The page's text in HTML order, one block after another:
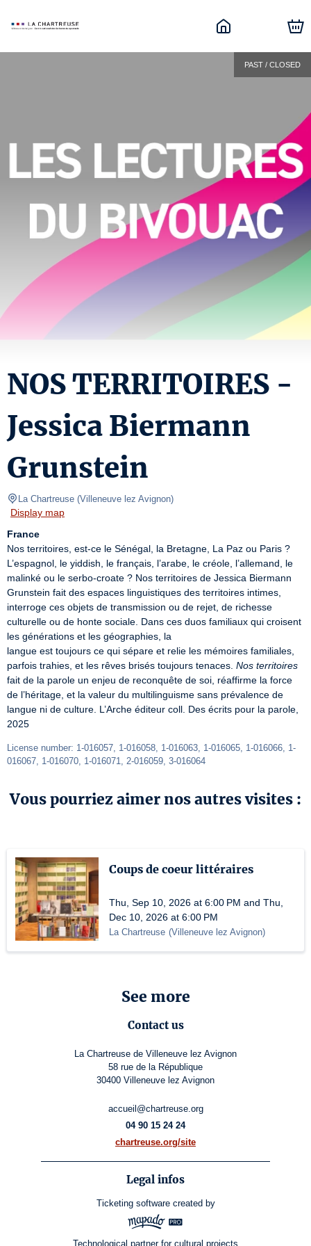
PAST / CLOSED
NOS TERRITOIRES -
Jessica Biermann
Grunstein
La Chartreuse (Villeneuve lez Avignon)
Display map
France
Nos territoires, est-ce le Sénégal, la Bretagne, La Paz ou Paris ?
L’espagnol, le yiddish, le français, l’arabe, le créole, l’allemand, le
malinké ou le serbo-croate ? Nos territoires de Jessica Biermann
Grunstein fait des espaces linguistiques des territoires intimes,
interroge ces objets de transmission ou de rejet, de richesse
culturelle ou de honte sociale. Dans ces duos familiaux qui croisent
les générations et les géographies, la
langue est toujours ce qui sépare et relie les mémoires familiales,
parfois trahies, et les rêves brisés toujours tenaces. Nos territoires
fait de la parole un enjeu de reconquête de soi, réaffirme la force
de l’héritage, et la valeur du multilinguisme sans prévalence de
langue ni de culture. L’Arche éditeur coll. Des écrits pour la parole,
2025
License number: 1-016057, 1-016058, 1-016063, 1-016065, 1-016066, 1-
016067, 1-016070, 1-016071, 2-016059, 3-016064
Vous pourriez aimer nos autres visites :
Coups de coeur littéraires
Thu, Sep 10, 2026 at 6:00 PM and Thu,
Dec 10, 2026 at 6:00 PM
La Chartreuse (Villeneuve lez Avignon)
See more
Contact us
La Chartreuse de Villeneuve lez Avignon
58 rue de la République
30400 Villeneuve lez Avignon
accueil@chartreuse.org
04 90 15 24 24
chartreuse.org/site
Legal infos
Ticketing software created by
Technological partner for cultural projects